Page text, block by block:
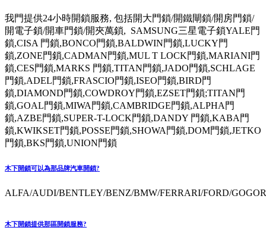
我門提供24小時開鎖服務, 包括開大門鎖/開鐵閘鎖/開房門鎖/
開電子鎖/開車門鎖/開夾萬鎖, SAMSUNG三星電子鎖YALE門
鎖,CISA 門鎖,BONCO門鎖,BALDWIN門鎖,LUCKY門
鎖,ZONE門鎖,CADMAN門鎖,MUL T LOCK門鎖,MARIANI門
鎖,CES門鎖,MARKS 門鎖,TITAN門鎖,JADO門鎖,SCHLAGE
門鎖,ADEL門鎖,FRASCIO門鎖,ISEO門鎖,BIRD門
鎖,DIAMOND門鎖,COWDROY門鎖,EZSET門鎖;TITAN門
鎖,GOAL門鎖,MIWA門鎖,CAMBRIDGE門鎖,ALPHA門
鎖,AZBE門鎖,SUPER-T-LOCK門鎖,DANDY 門鎖,KABA門
鎖,KWIKSET門鎖,POSSE門鎖,SHOWA門鎖,DOM門鎖,JETKO
門鎖,BKS門鎖,UNION門鎖
木下開鎖可以為那品牌汽車開鎖?
ALFA/AUDI/BENTLEY/BENZ/BMW/FERRARI/FORD/
木下開鎖提供那區開鎖服務?